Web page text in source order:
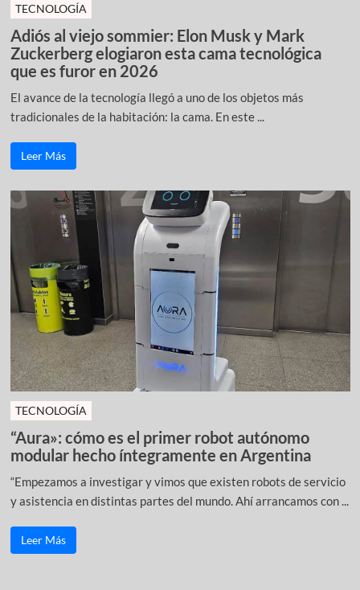
TECNOLOGÍA
Adiós al viejo sommier: Elon Musk y Mark
Zuckerberg elogiaron esta cama tecnológica
que es furor en 2026
El avance de la tecnología llegó a uno de los objetos más
tradicionales de la habitación: la cama. En este ...
Leer Más
TECNOLOGÍA
“Aura»: cómo es el primer robot autónomo
modular hecho íntegramente en Argentina
“Empezamos a investigar y vimos que existen robots de servicio
y asistencia en distintas partes del mundo. Ahí arrancamos con ...
Leer Más